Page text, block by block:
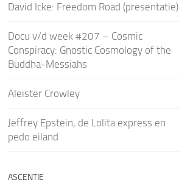
David Icke: Freedom Road (presentatie)
Docu v/d week #207 – Cosmic
Conspiracy: Gnostic Cosmology of the
Buddha-Messiahs
Aleister Crowley
Jeffrey Epstein, de Lolita express en
pedo eiland
ASCENTIE